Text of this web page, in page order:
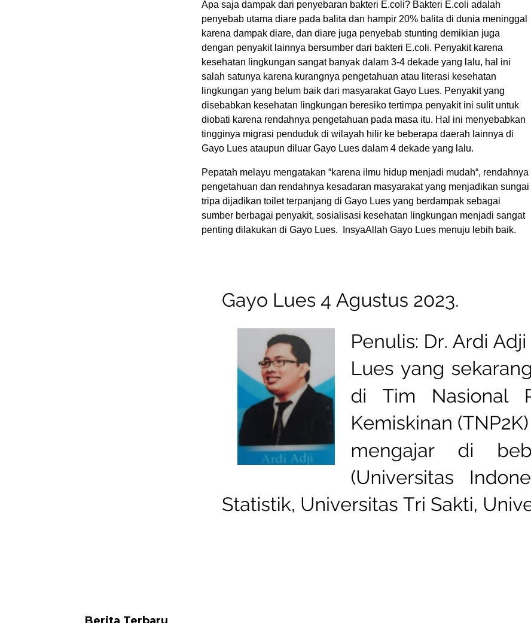
Apa saja dampak dari penyebaran bakteri E.coli? Bakteri E.coli adalah
penyebab utama diare pada balita dan hampir 20% balita di dunia meninggal
karena dampak diare, dan diare juga penyebab stunting demikian juga
dengan penyakit lainnya bersumber dari bakteri E.coli. Penyakit karena
kesehatan lingkungan sangat banyak dalam 3-4 dekade yang lalu, hal ini
salah satunya karena kurangnya pengetahuan atau literasi kesehatan
lingkungan yang belum baik dari masyarakat Gayo Lues. Penyakit yang
disebabkan kesehatan lingkungan beresiko tertimpa penyakit ini sulit untuk
diobati karena rendahnya pengetahuan pada masa itu. Hal ini menyebabkan
tingginya migrasi penduduk di wilayah hilir ke beberapa daerah lainnya di
Gayo Lues ataupun diluar Gayo Lues dalam 4 dekade yang lalu.
Pepatah melayu mengatakan “karena ilmu hidup menjadi mudah“, rendahnya
pengetahuan dan rendahnya kesadaran masyarakat yang menjadikan sungai
tripa dijadikan toilet terpanjang di Gayo Lues yang berdampak sebagai
sumber berbagai penyakit, sosialisasi kesehatan lingkungan menjadi sangat
penting dilakukan di Gayo Lues. InsyaAllah Gayo Lues menuju lebih baik.